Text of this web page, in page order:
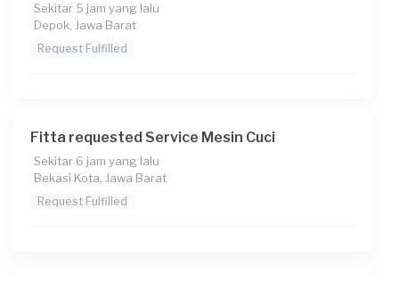
Sekitar 5 jam yang lalu
Depok, Jawa Barat
Request Fulfilled
Fitta requested Service Mesin Cuci
Sekitar 6 jam yang lalu
Bekasi Kota, Jawa Barat
Request Fulfilled